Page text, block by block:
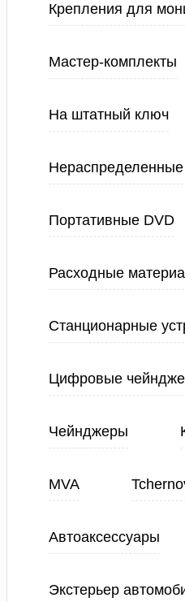
Крепления для
Мастер-комплекты
На штатный ключ
Нераспределенные
Портативные DVD
Расходные
Станционарные
Цифровые
Чейнджеры
MVA
Автоаксессуары
Экстерьер